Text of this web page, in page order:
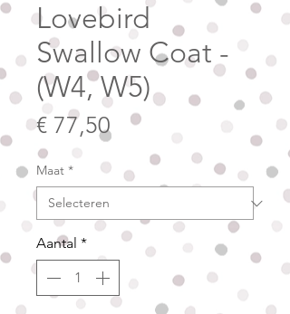
Lovebird
Swallow Coat​​​​​​​ -
(W4, W5)
€ 77,50 Prijs
Maat *
Aantal *